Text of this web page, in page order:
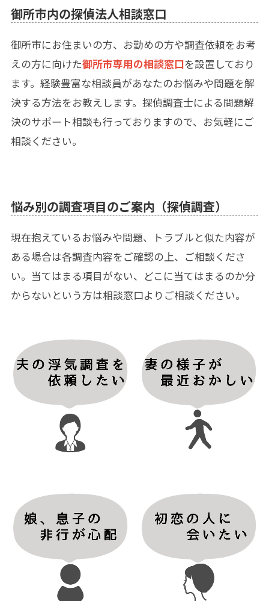
御所市内の探偵法人相談窓口
御所市にお住まいの方、お勤めの方や調査依頼をお考
えの方に向けた御所市専用の相談窓口を設置しており
ます。経験豊富な相談員があなたのお悩みや問題を解
決する方法をお教えします。探偵調査士による問題解
決のサポート相談も行っておりますので、お気軽にご
相談ください。
悩み別の調査項目のご案内（探偵調査）
現在抱えているお悩みや問題、トラブルと似た内容が
ある場合は各調査内容をご確認の上、ご相談くださ
い。当てはまる項目がない、どこに当てはまるのか分
からないという方は相談窓口よりご相談ください。